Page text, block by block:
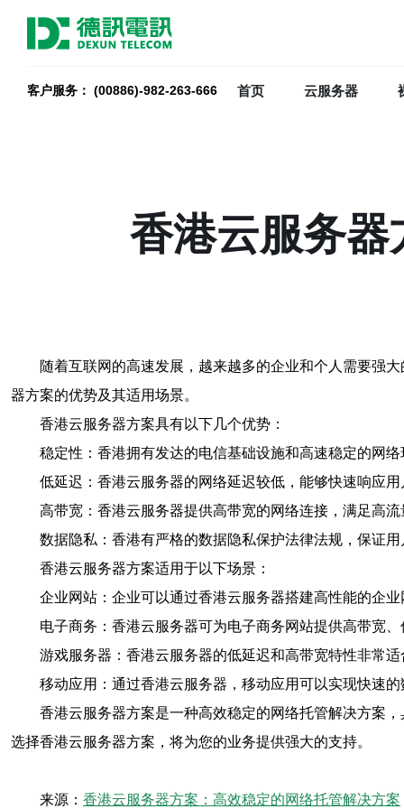
客户服务： (00886)-982-263-666 首页 云服务器
香港云服务
随着互联网的高速发展，越来越多的企业和个人需要强
器方案的优势及其适用场景。
香港云服务器方案具有以下几个优势：
稳定性：香港拥有发达的电信基础设施和高速稳定的网
低延迟：香港云服务器的网络延迟较低，能够快速响应
高带宽：香港云服务器提供高带宽的网络连接，满足高
数据隐私：香港有严格的数据隐私保护法律法规，保证
香港云服务器方案适用于以下场景：
企业网站：企业可以通过香港云服务器搭建高性能的企
电子商务：香港云服务器可为电子商务网站提供高带宽
游戏服务器：香港云服务器的低延迟和高带宽特性非常
移动应用：通过香港云服务器，移动应用可以实现快速
香港云服务器方案是一种高效稳定的网络托管解决方案
选择香港云服务器方案，将为您的业务提供强大的支持。
来源： 香港云服务器方案：高效稳定的网络托管解决方案